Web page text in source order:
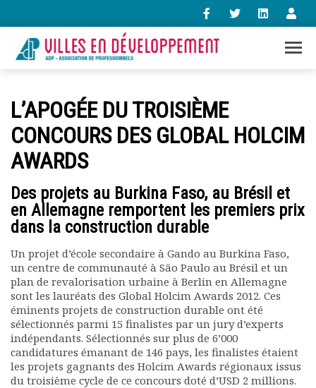
contact@villes-developpement.org
Accueil
Qui sommes-nous ?
Présentation vidéo
Le bureau
Vie de l’association
Calendrier des activités
Assemblées générales
Comptes rendus mensuels
Rapports moraux
Rapports financiers
Nous rejoindre
Le bulletin
L’APOGÉE DU TROISIÈME
CONCOURS DES GLOBAL HOLCIM
AWARDS
Des projets au Burkina Faso, au Brésil et
en Allemagne remportent les premiers prix
dans la construction durable
Un projet d’école secondaire à Gando au Burkina Faso,
un centre de communauté à São Paulo au Brésil et un
plan de revalorisation urbaine à Berlin en Allemagne
sont les lauréats des Global Holcim Awards 2012. Ces
éminents projets de construction durable ont été
sélectionnés parmi 15 finalistes par un jury d’experts
indépendants. Sélectionnés sur plus de 6’000
candidatures émanant de 146 pays, les finalistes étaient
les projets gagnants des Holcim Awards régionaux issus
du troisième cycle de ce concours doté d’USD 2 millions.